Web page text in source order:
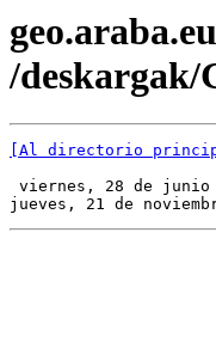
/deskargak/
[Al directorio
viernes, 28 de
jueves, 21 de